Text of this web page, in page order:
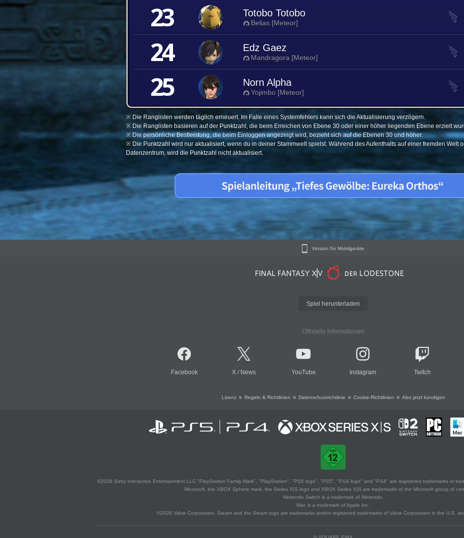
23 Totobo Totobo
Belias [Meteor]
24 Edz Gaez
Mandragora [Meteor]
25 Norn Alpha
Yojimbo [Meteor]
※ Die Ranglisten werden täglich erneuert. Im Falle eines Systemfehlers kann sich die Aktualisierung verzögern.
※ Die Ranglisten basieren auf der Punktzahl, die beim Erreichen von Ebene 30 oder einer höher liegenden Ebene erzielt
※ Die persönliche Bestleistung, die beim Einloggen angezeigt wird, bezieht sich auf die Ebenen 30 und höher.
※ Die Punktzahl wird nur aktualisiert, wenn du in deiner Stammwelt spielst. Während des Aufenthalts auf einer fremden Welt
Datenzentrum, wird die Punktzahl nicht aktualisiert.
Version für Mobilgeräte
Spiel herunterladen
Offizielle Informationen
Facebook X / News YouTube Instagram Twitch
Lizenz Regeln & Richtlinien Datenschutzrichtlinie Cookie-Richtlinien Abo jetzt kündigen
©2026 Sony Interactive Entertainment LLC."PlayStation Family Mark", "PlayStation", "PS5 logo", "PS5", "PS4 logo" and "PS4" are registered trademarks or
Microsoft, the XBOX Sphere mark, the Series X|S logo and XBOX Series X|S are trademarks of the Microsoft group of
Nintendo Switch is a trademark of Nintendo.
Mac is a trademark of Apple Inc.
©2026 Valve Corporation. Steam and the Steam logo are trademarks and/or registered trademarks of Valve Corporation in the U.S.